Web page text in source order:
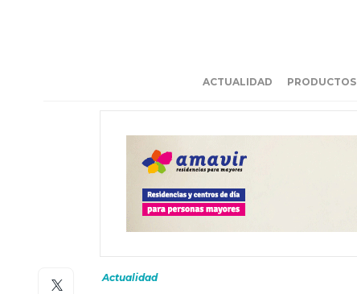
ACTUALIDAD PRODUCTOS
Actualidad